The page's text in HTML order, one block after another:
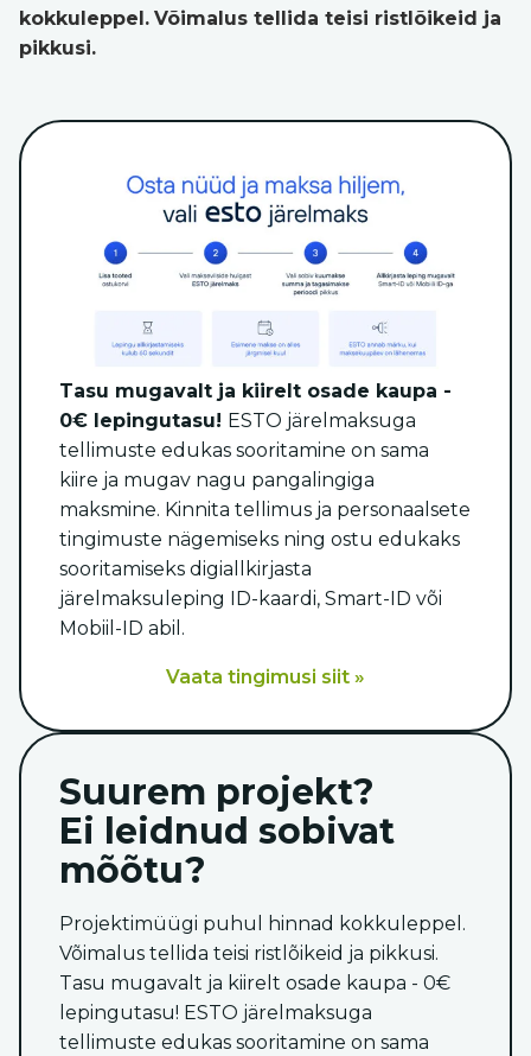
kokkuleppel. Võimalus tellida teisi ristlõikeid ja
pikkusi.
Tasu mugavalt ja kiirelt osade kaupa -
0€ lepingutasu! ESTO järelmaksuga
tellimuste edukas sooritamine on sama
kiire ja mugav nagu pangalingiga
maksmine. Kinnita tellimus ja personaalsete
tingimuste nägemiseks ning ostu edukaks
sooritamiseks digiallkirjasta
järelmaksuleping ID-kaardi, Smart-ID või
Mobiil-ID abil.
Vaata tingimusi siit »
Suurem projekt?
Ei leidnud sobivat
mõõtu?
Projektimüügi puhul hinnad kokkuleppel.
Võimalus tellida teisi ristlõikeid ja pikkusi.
Tasu mugavalt ja kiirelt osade kaupa - 0€
lepingutasu! ESTO järelmaksuga
tellimuste edukas sooritamine on sama